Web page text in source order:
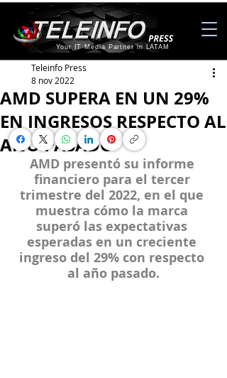
Your IT Media Partner in LATAM
AMD SUPERA EN UN 29%
EN INGRESOS RESPECTO AL
AÑO PASADO
Teleinfo Press
8 nov 2022
AMD presentó su informe
financiero para el tercer
trimestre del 2022, en el que
muestra cómo la marca
superó las expectativas
esperadas en un creciente
ingreso del 29% con respecto
al año pasado.